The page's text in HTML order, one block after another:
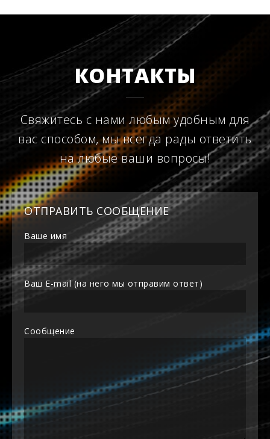
КОНТАКТЫ
Свяжитесь с нами любым удобным для
вас способом, мы всегда рады ответить
на любые ваши вопросы!
ОТПРАВИТЬ СООБЩЕНИЕ
Ваше имя
Ваш E-mail (на него мы отправим ответ)
Сообщение